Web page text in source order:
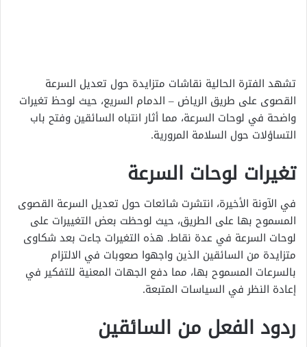
تشهد الفترة الحالية نقاشات متزايدة حول تعديل السرعة
القصوى على طريق الرياض ‒ الدمام السريع، حيث لوحظ تغيرات
واضحة في لوحات السرعة، مما أثار انتباه السائقين وفتح باب
التساؤلات حول السلامة المرورية.
تغيرات لوحات السرعة
في الآونة الأخيرة، انتشرت شائعات حول تعديل السرعة القصوى
المسموح بها على الطريق، حيث لوحظت بعض التغييرات على
لوحات السرعة في عدة نقاط. هذه التغيرات جاءت بعد شكاوى
متزايدة من السائقين الذين واجهوا صعوبات في الالتزام
بالسرعات المسموح بها، مما دفع الجهات المعنية للتفكير في
إعادة النظر في السياسات المتبعة.
ردود الفعل من السائقين